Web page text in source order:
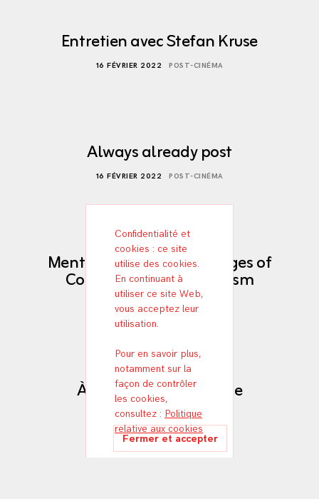
Entretien avec Stefan Kruse
16 FÉVRIER 2022 POST-CINÉMA
Always already post
16 FÉVRIER 2022 POST-CINÉMA
Mental and Material Images of
Contemporary Capitalism
POST-CINÉMA
À l’ère du commentaire
16 FÉVRIER 2022 POST-CINÉMA
Confidentialité et
cookies : ce site
utilise des cookies.
En continuant à
utiliser ce site Web,
vous acceptez leur
utilisation.
Pour en savoir plus,
notamment sur la
façon de contrôler
les cookies,
consultez : Politique
relative aux cookies